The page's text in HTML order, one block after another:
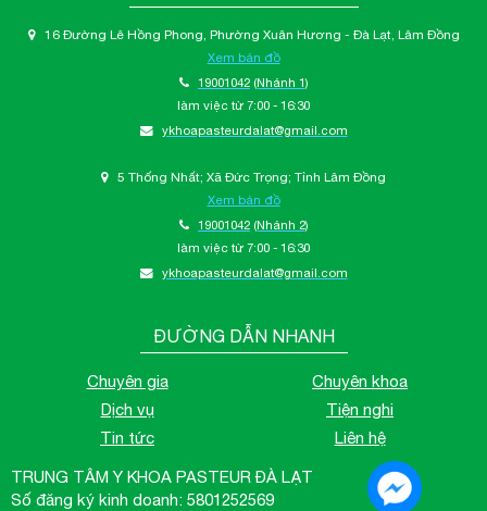
16 Đường Lê Hồng Phong, Phường Xuân Hương - Đà Lạt, Lâm Đồng
Xem bản đồ
19001042 (Nhánh 1)
làm việc từ 7:00 - 16:30
ykhoapasteurdalat@gmail.com
5 Thống Nhất; Xã Đức Trọng; Tỉnh Lâm Đồng
Xem bản đồ
19001042 (Nhánh 2)
làm việc từ 7:00 - 16:30
ykhoapasteurdalat@gmail.com
ĐƯỜNG DẪN NHANH
Chuyên gia
Chuyên khoa
Dịch vụ
Tiện nghi
Tin tức
Liên hệ
TRUNG TÂM Y KHOA PASTEUR ĐÀ LẠT
Số đăng ký kinh doanh: 5801252569